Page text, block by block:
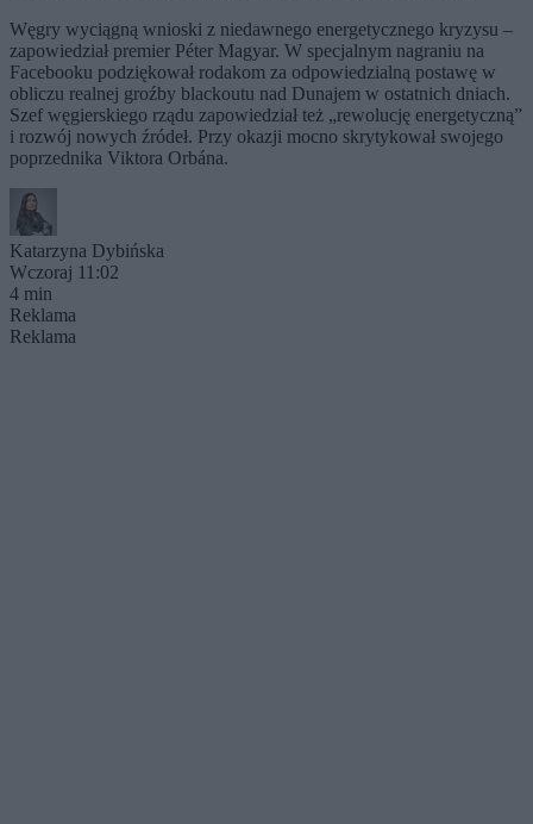
Węgry wyciągną wnioski z niedawnego energetycznego kryzysu –
zapowiedział premier Péter Magyar. W specjalnym nagraniu na
Facebooku podziękował rodakom za odpowiedzialną postawę w
obliczu realnej groźby blackoutu nad Dunajem w ostatnich dniach.
Szef węgierskiego rządu zapowiedział też „rewolucję energetyczną”
i rozwój nowych źródeł. Przy okazji mocno skrytykował swojego
poprzednika Viktora Orbána.
Katarzyna Dybińska
Wczoraj 11:02
4 min
Reklama
Reklama